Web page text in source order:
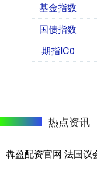
基金指数
国债指数
期指IC0
热点资讯